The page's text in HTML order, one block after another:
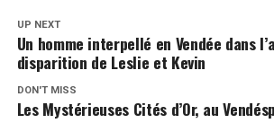
UP NEXT
Un homme interpellé en Vendée dans
disparition de Leslie et Kevin
DON'T MISS
Les Mystérieuses Cités d’Or, au